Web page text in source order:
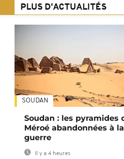
PLUS D'ACTUALITÉS
SOUDAN
Soudan : les pyramides
Méroé abandonnées à la
guerre
Il y a 4 heures